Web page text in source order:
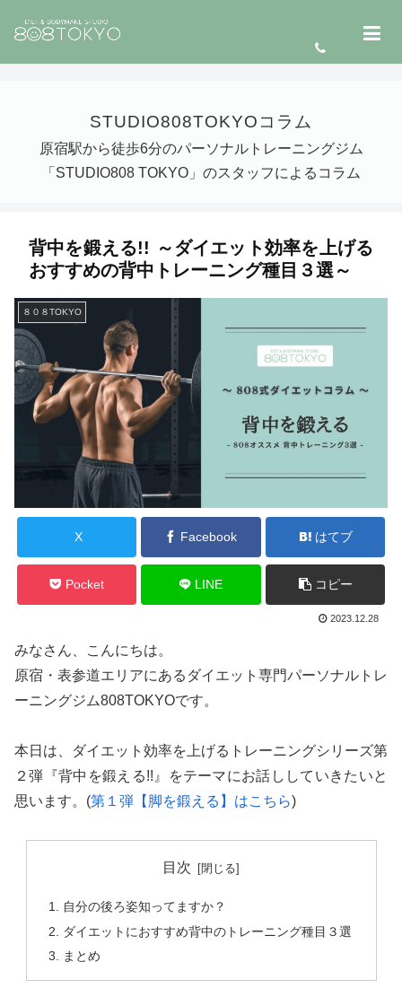
STUDIO808TOKYOコラム
原宿駅から徒歩6分のパーソナルトレーニングジム
「STUDIO808 TOKYO」のスタッフによるコラム
背中を鍛える!! ～ダイエット効率を上げる
おすすめの背中トレーニング種目３選～
８０８TOKYO
X Facebook はてブ
Pocket LINE コピー
2023.12.28
みなさん、こんにちは。
原宿・表参道エリアにあるダイエット専門パーソナルトレ
ーニングジム808TOKYOです。
本日は、ダイエット効率を上げるトレーニングシリーズ第
２弾『背中を鍛える!!』をテーマにお話ししていきたいと
思います。(第１弾【脚を鍛える】はこちら)
目次
自分の後ろ姿知ってますか？
ダイエットにおすすめ背中のトレーニング種目３選
まとめ